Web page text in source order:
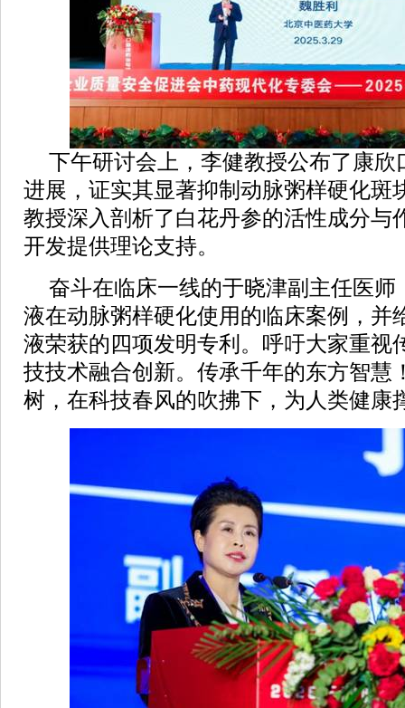
下午研讨会上，李健教授公布了康
进展，证实其显著抑制动脉粥样硬化斑
教授深入剖析了白花丹参的活性成分与
开发提供理论支持。
奋斗在临床一线的于晓津副主任医
液在动脉粥样硬化使用的临床案例，并
液荣获的四项发明专利。呼吁大家重视
技技术融合创新。传承千年的东方智慧
树，在科技春风的吹拂下，为人类健康